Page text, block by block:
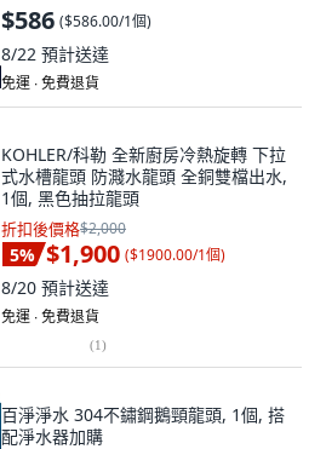
$586 ($586.00/1個)
8/22 預計送達
免運 ∙ 免費退貨
KOHLER/科勒 全新廚房冷熱旋轉 下拉
式水槽龍頭 防濺水龍頭 全銅雙檔出水,
1個, 黑色抽拉龍頭
折扣後價格$2,000
5% $1,900 ($1900.00/1個)
8/20 預計送達
免運 ∙ 免費退貨
(1)
百淨淨水 304不鏽鋼鵝頸龍頭, 1個, 搭
配淨水器加購